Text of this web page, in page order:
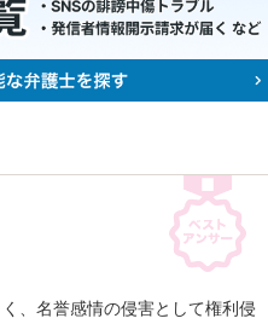
、名誉感情の侵害として権利侵